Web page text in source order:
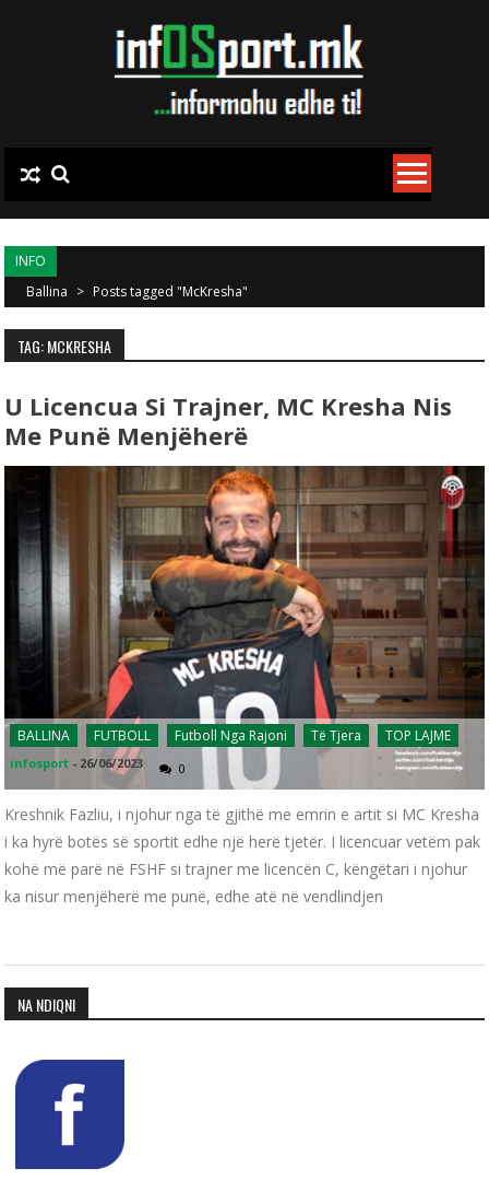
INFO
Ballina > Posts tagged "McKresha"
TAG: MCKRESHA
U Licencua Si Trajner, MC Kresha Nis
Me Punë Menjëherë
BALLINA FUTBOLL Futboll Nga Rajoni Të Tjera TOP LAJME
infosport - 26/06/2023 0
Kreshnik Fazliu, i njohur nga të gjithë me emrin e artit si MC Kresha
i ka hyrë botës së sportit edhe një herë tjetër. I licencuar vetëm pak
kohë më parë në FSHF si trajner me licencën C, këngëtari i njohur
ka nisur menjëherë me punë, edhe atë në vendlindjen
NA NDIQNI